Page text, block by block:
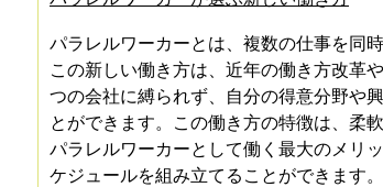
パラレルワーカーとは、複数の仕事を同
この新しい働き方は、近年の働き方改革
つの会社に縛られず、自分の得意分野や
とができます。この働き方の特徴は、柔
パラレルワーカーとして働く最大のメリ
ケジュールを組み立てることができます